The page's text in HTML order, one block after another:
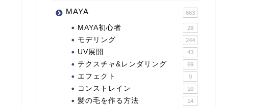
MAYA 663
MAYA初心者 28
モデリング 244
UV展開 43
テクスチャ&レンダリング 69
エフェクト 9
コンストレイン 10
髪の毛を作る方法 14